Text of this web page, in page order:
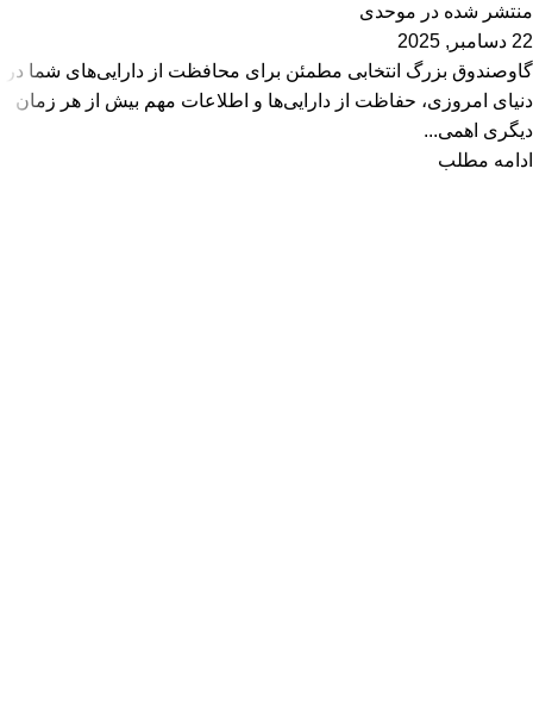
منتشر شده در موحدی
22 دسامبر, 2025
گاوصندوق بزرگ انتخابی مطمئن برای محافظت از دارایی‌های شما در
دنیای امروزی، حفاظت از دارایی‌ها و اطلاعات مهم بیش از هر زمان
دیگری اهمی...
ادامه مطلب